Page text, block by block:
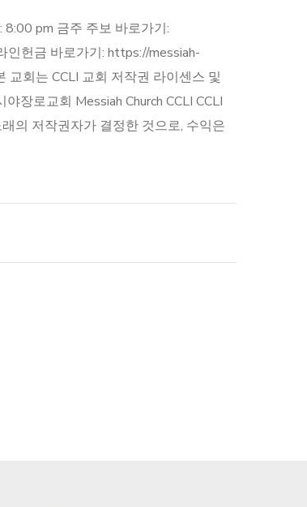
pm 금주 주보 바로가기:
헌금 바로가기: https://messiah-
교회는 CCLI 교회 저작권 라이센스 및
장로교회 Messiah Church CCLI CCLI
의 저작권자가 결정한 것으로, 수익은